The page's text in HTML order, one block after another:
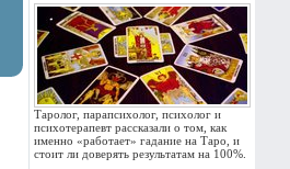
Таролог, парапсихолог, психолог и
психотерапевт рассказали о том, как
именно «работает» гадание на Таро, и
стоит ли доверять результатам на 100%.